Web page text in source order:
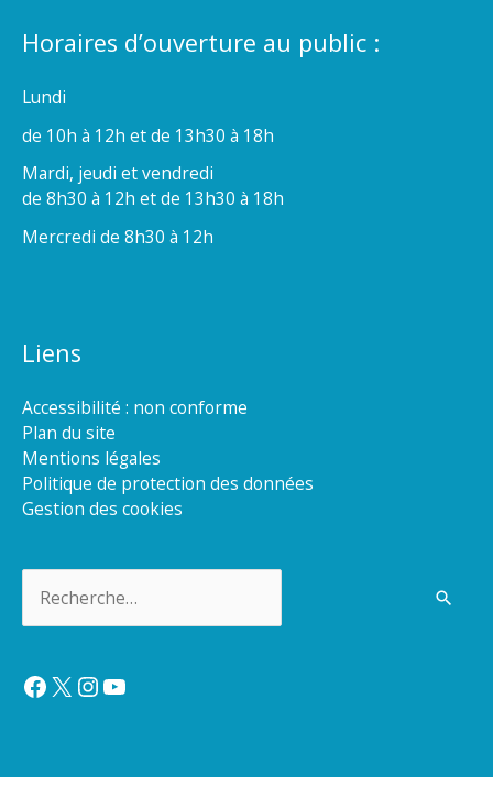
Horaires d’ouverture au public :
Lundi
de 10h à 12h et de 13h30 à 18h
Mardi, jeudi et vendredi
de 8h30 à 12h et de 13h30 à 18h
Mercredi de 8h30 à 12h
Liens
Accessibilité : non conforme
Plan du site
Mentions légales
Politique de protection des données
Gestion des cookies
Facebook
X Instagram
YouTube